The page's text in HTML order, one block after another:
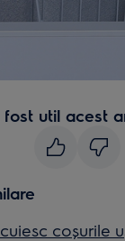
fost util acest
coșurile